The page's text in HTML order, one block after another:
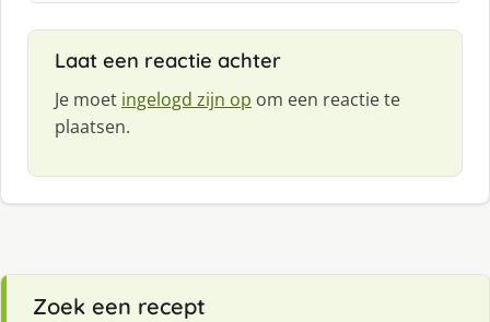
:
Laat een reactie achter
Je moet ingelogd zijn op om een reactie te
plaatsen.
Zoek een recept